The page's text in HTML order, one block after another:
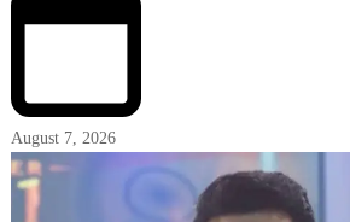
August 7, 2026